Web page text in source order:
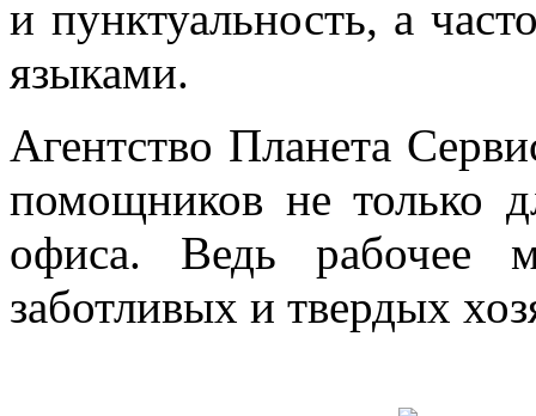
и пунктуальность, а
языками.
Агентство Планета
помощников не только
офиса. Ведь рабочее
заботливых и твердых